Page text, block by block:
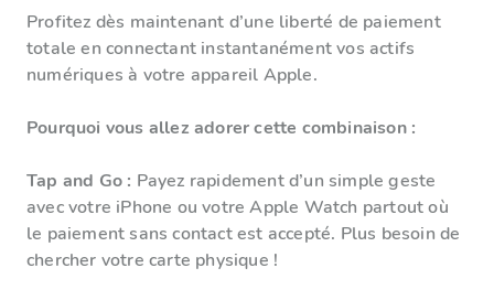
Profitez dès maintenant d’une liberté de paiement
totale en connectant instantanément vos actifs
numériques à votre appareil Apple.
Pourquoi vous allez adorer cette combinaison :
Tap and Go : Payez rapidement d’un simple geste
avec votre iPhone ou votre Apple Watch partout où
le paiement sans contact est accepté. Plus besoin de
chercher votre carte physique !